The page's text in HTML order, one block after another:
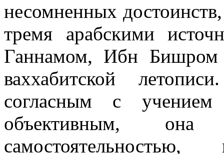
несомненных
тремя арабскими
Ганнамом, Ибн Бишром
вах­хабитской
согласным с уче­нием
объективным,